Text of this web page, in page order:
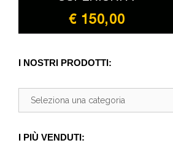
I NOSTRI PRODOTTI:
I PIÙ VENDUTI: